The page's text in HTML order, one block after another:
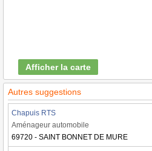
Afficher la carte
Autres suggestions
Chapuis RTS
Aménageur automobile
69720 - SAINT BONNET DE MURE